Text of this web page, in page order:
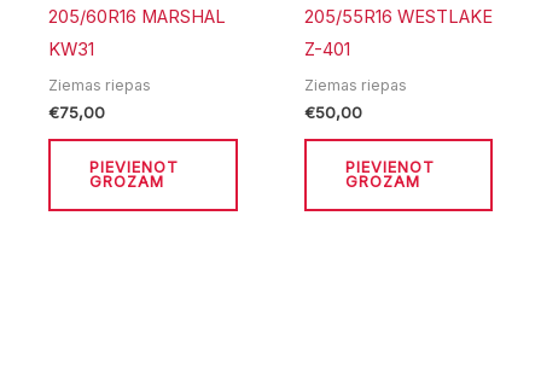
205/60R16 MARSHAL
KW31
Ziemas riepas
€75,00
PIEVIENOT
GROZAM
205/55R16 WESTLAKE
Z-401
Ziemas riepas
€50,00
PIEVIENOT
GROZAM